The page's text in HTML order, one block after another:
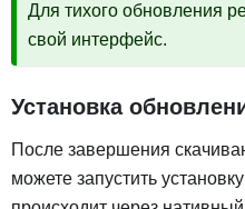
Для тихого обновления
свой интерфейс.
Установка
После завершения
можете запустить